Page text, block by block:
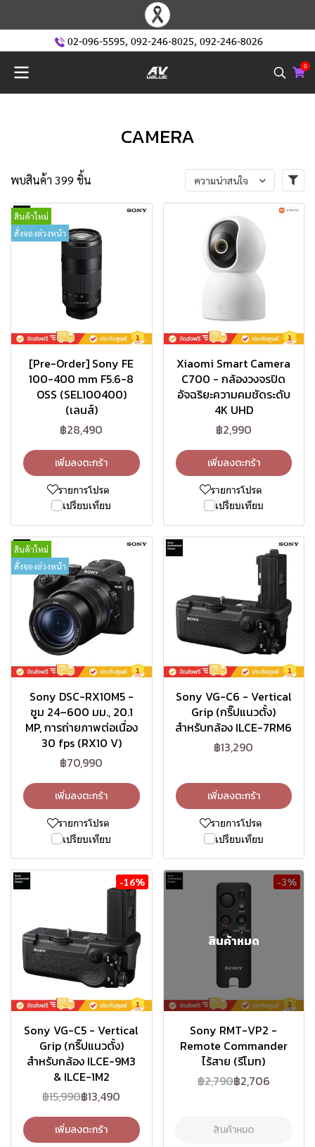
02-096-5595, 092-246-8025, 092-246-8026
0
CAMERA
พบสินค้า 399 ชิ้น ความน่าสนใจ
สินค้าใหม่
สั่งจองล่วงหน้า
[Pre-Order] Sony FE
100-400 mm F5.6-8
OSS (SEL100400)
(เลนส์)
฿28,490
เพิ่มลงตะกร้า
รายการโปรด
เปรียบเทียบ
Xiaomi Smart Camera
C700 - กล้องวงจรปิด
อัจฉริยะความคมชัดระดับ
4K UHD
฿2,990
เพิ่มลงตะกร้า
รายการโปรด
เปรียบเทียบ
สินค้าใหม่
สั่งจองล่วงหน้า
Sony DSC-RX10M5 -
ซูม 24–600 มม., 20.1
MP, การถ่ายภาพต่อเนื่อง
30 fps (RX10 V)
฿70,990
เพิ่มลงตะกร้า
รายการโปรด
เปรียบเทียบ
Sony VG-C6 - Vertical
Grip (กริ๊ปแนวตั้ง)
สำหรับกล้อง ILCE-7RM6
฿13,290
เพิ่มลงตะกร้า
รายการโปรด
เปรียบเทียบ
-16%
Sony VG-C5 - Vertical
Grip (กริ๊ปแนวตั้ง)
สำหรับกล้อง ILCE-9M3
& ILCE-1M2
฿15,990฿13,490
เพิ่มลงตะกร้า
-3%
สินค้าหมด
Sony RMT-VP2 -
Remote Commander
ไร้สาย (รีโมท)
฿2,790฿2,706
สินค้าหมด